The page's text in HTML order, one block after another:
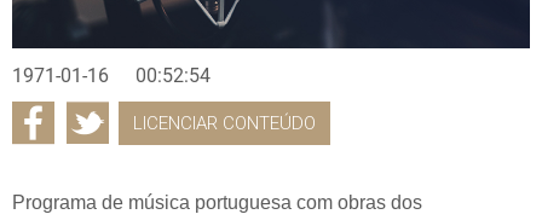
1971-01-16 00:52:54
LICENCIAR CONTEÚDO
Programa de música portuguesa com obras dos